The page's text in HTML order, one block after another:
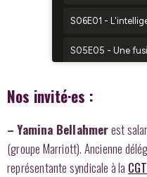
Nos invité·es :
– Yamina Bellahmerest
(groupe Marriott). Ancienne
représentante syndicale à la